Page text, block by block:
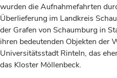
wurden die Aufnahmefahrten
Überlieferung im Landkreis
der Grafen von Schaumburg in
ihren bedeutenden Objekten der
Universitätsstadt Rinteln, das
das Kloster Möllenbeck.